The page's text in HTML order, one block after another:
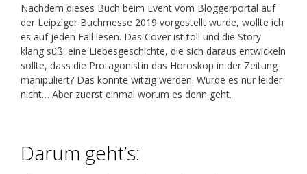
Nachdem dieses Buch beim Event vom Bloggerportal auf
der Leipziger Buchmesse 2019 vorgestellt wurde, wollte ich
es auf jeden Fall lesen. Das Cover ist toll und die Story
klang süß: eine Liebesgeschichte, die sich daraus entwickeln
sollte, dass die Protagonistin das Horoskop in der Zeitung
manipuliert? Das konnte witzig werden. Wurde es nur leider
nicht… Aber zuerst einmal worum es denn geht.
Darum geht’s: